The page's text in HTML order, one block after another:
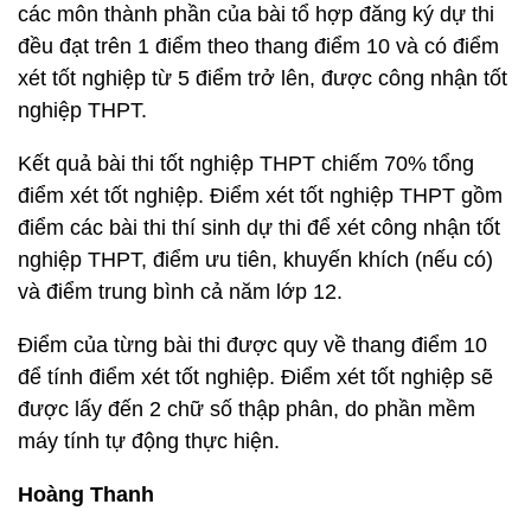
các môn thành phần của bài tổ hợp đăng ký dự thi
đều đạt trên 1 điểm theo thang điểm 10 và có điểm
xét tốt nghiệp từ 5 điểm trở lên, được công nhận tốt
nghiệp THPT.
Kết quả bài thi tốt nghiệp THPT chiếm 70% tổng
điểm xét tốt nghiệp. Điểm xét tốt nghiệp THPT gồm
điểm các bài thi thí sinh dự thi để xét công nhận tốt
nghiệp THPT, điểm ưu tiên, khuyến khích (nếu có)
và điểm trung bình cả năm lớp 12.
Điểm của từng bài thi được quy về thang điểm 10
để tính điểm xét tốt nghiệp. Điểm xét tốt nghiệp sẽ
được lấy đến 2 chữ số thập phân, do phần mềm
máy tính tự động thực hiện.
Hoàng Thanh